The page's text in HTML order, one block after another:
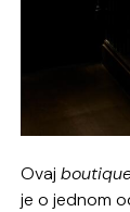
Ovaj
je o jednom